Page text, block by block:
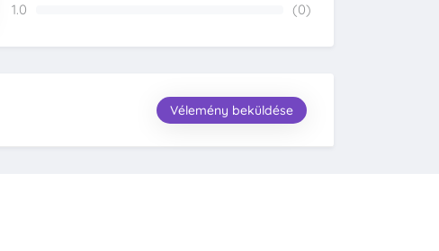
1.0
(0)
Vélemény beküldése